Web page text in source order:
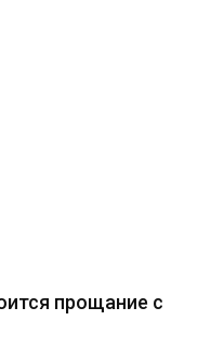
прощание с